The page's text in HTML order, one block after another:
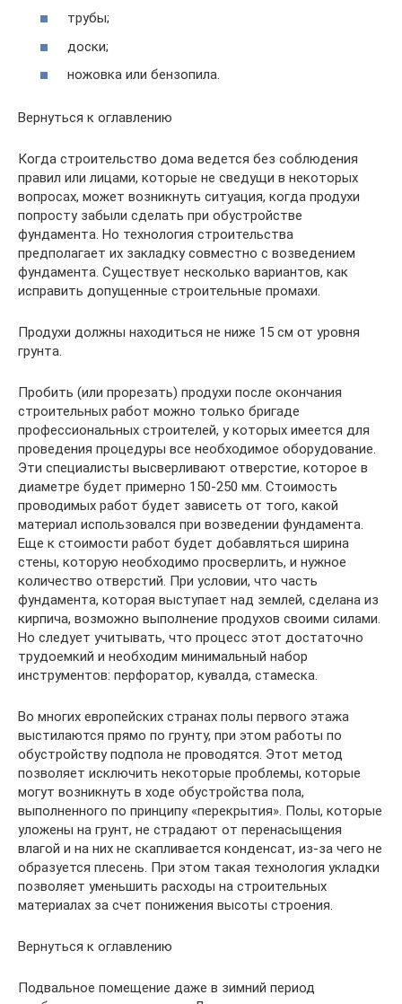
трубы;
доски;
ножовка или бензопила.
Вернуться к оглавлению
Когда строительство дома ведется без соблюдения
правил или лицами, которые не сведущи в некоторых
вопросах, может возникнуть ситуация, когда продухи
попросту забыли сделать при обустройстве
фундамента. Но технология строительства
предполагает их закладку совместно с возведением
фундамента. Существует несколько вариантов, как
исправить допущенные строительные промахи.
Продухи должны находиться не ниже 15 см от уровня
грунта.
Пробить (или прорезать) продухи после окончания
строительных работ можно только бригаде
профессиональных строителей, у которых имеется для
проведения процедуры все необходимое оборудование.
Эти специалисты высверливают отверстие, которое в
диаметре будет примерно 150-250 мм. Стоимость
проводимых работ будет зависеть от того, какой
материал использовался при возведении фундамента.
Еще к стоимости работ будет добавляться ширина
стены, которую необходимо просверлить, и нужное
количество отверстий. При условии, что часть
фундамента, которая выступает над землей, сделана из
кирпича, возможно выполнение продухов своими силами.
Но следует учитывать, что процесс этот достаточно
трудоемкий и необходим минимальный набор
инструментов: перфоратор, кувалда, стамеска.
Во многих европейских странах полы первого этажа
выстилаются прямо по грунту, при этом работы по
обустройству подпола не проводятся. Этот метод
позволяет исключить некоторые проблемы, которые
могут возникнуть в ходе обустройства пола,
выполненного по принципу «перекрытия». Полы, которые
уложены на грунт, не страдают от перенасыщения
влагой и на них не скапливается конденсат, из-за чего не
образуется плесень. При этом такая технология укладки
позволяет уменьшить расходы на строительных
материалах за счет понижения высоты строения.
Вернуться к оглавлению
Подвальное помещение даже в зимний период